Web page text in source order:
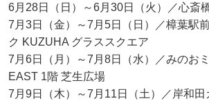
6月28日（日）～6月30日（火）／心斎
7月3日（金）～7月5日（日）／樟葉駅
ク KUZUHA グラススクエア
7月6日（月）～7月8日（水）／みのお
EAST 1階 芝生広場
7月9日（木）～7月11日（土）／岸和田